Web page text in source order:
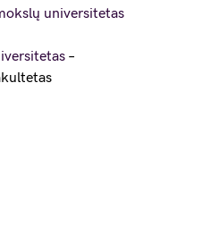
universitetas
–